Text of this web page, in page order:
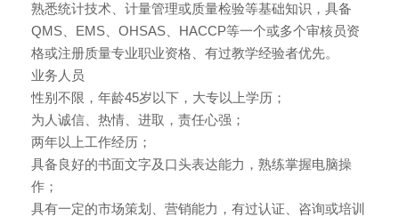
熟悉统计技术、计量管理或质量检验等基础知识，具备
QMS、EMS、OHSAS、HACCP等一个或多个审核员资
格或注册质量专业职业资格、有过教学经验者优先。
业务人员
性别不限，年龄45岁以下，大专以上学历；
为人诚信、热情、进取，责任心强；
两年以上工作经历；
具备良好的书面文字及口头表达能力，熟练掌握电脑操
作；
具有一定的市场策划、营销能力，有过认证、咨询或培训